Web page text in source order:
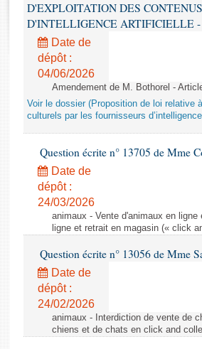
Rapports législatifs
Rapports sur l'application des lois
Baromètre de l’application des lois
Budget et sécurité sociale
Questions écrites et orales
Comptes rendus des débats
D'EXPLOITATION DES
D'INTELLIGENCE ARTIFICIELLE -
Date de
dépôt :
04/06/2026
Amendement de M. Bothorel -
Voir le dossier (Proposition de loi relative
culturels par les fournisseurs
Question écrite n° 13705 de Mme
Date de
dépôt :
24/03/2026
animaux - Vente d'animaux en
ligne et retrait en magasin (« click
Question écrite n° 13056 de Mme
Date de
dépôt :
24/02/2026
animaux - Interdiction de vente de
chiens et de chats en click and